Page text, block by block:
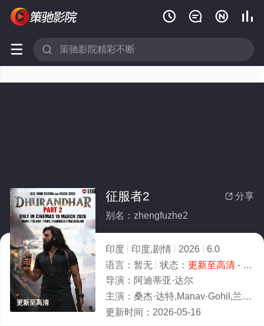
   
 
更新至高清
 分享
征服者2
别名：zhengfuzhe2
印度 印度,剧情 2026
6.0
语言： 暂无 状态： 更新至高清- 免费在线观看
导演： 阿迪蒂亚·达尔
主演： 桑杰·达特,Manav·Gohil,兰维尔·辛格,马达范,阿克夏耶·坎纳,阿俊·拉姆鲍,阿卡什·库拉纳,高拉夫·杰拉,莎
更新时间： 2026-05-16